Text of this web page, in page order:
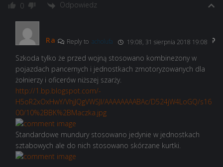
0 Odpowiedz
Ra Reply toacholufa 19:08, 31 sierpnia 2018 19:08
Szkoda tylko że przed wojną stosowano kombinezony w
pojazdach pancernych i jednostkach zmotoryzowanych dla
żołnierzy i oficerów niższej szarży.
http://1.bp.blogspot.com/-
H5oR2xOxHwY/VhjJQgVWSJI/AAAAAAAABAc/D524jW4LoGQ/s16
00/10%2BBK%2BMaczka.jpg
Standardowe mundury stosowano jedynie w jednostkach
sztabowych ale do nich stosowano skórzane kurtki.